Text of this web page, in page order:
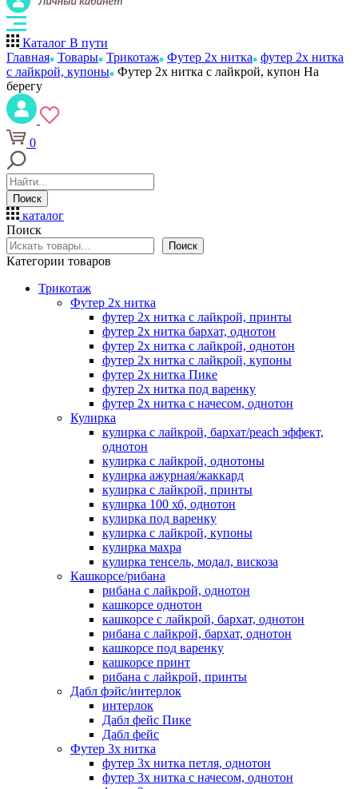
Каталог В пути
Главная Товары Трикотаж Футер 2х нитка
футер 2х нитка
с лайкрой, купоны Футер 2х нитка с лайкрой, купон На
берегу
0
Поиск
каталог
Поиск
Поиск
Категории товаров
Трикотаж
Футер 2х нитка
футер 2х нитка с лайкрой, принты
футер 2х нитка бархат, однотон
футер 2х нитка с лайкрой, однотон
футер 2х нитка с лайкрой, купоны
футер 2х нитка Пике
футер 2х нитка под варенку
футер 2х нитка с начесом, однотон
Кулирка
кулирка с лайкрой, бархат/peach эффект,
однотон
кулирка с лайкрой, однотоны
кулирка ажурная/жаккард
кулирка с лайкрой, принты
кулирка 100 хб, однотон
кулирка под варенку
кулирка с лайкрой, купоны
кулирка махра
кулирка тенсель, модал, вискоза
Кашкорсе/рибана
рибана с лайкрой, однотон
кашкорсе однотон
кашкорсе с лайкрой, бархат, однотон
рибана с лайкрой, бархат, однотон
кашкорсе под варенку
кашкорсе принт
рибана с лайкрой, принты
Дабл фэйс/интерлок
интерлок
Дабл фейс Пике
Дабл фейс
Футер 3х нитка
футер 3х нитка петля, однотон
футер 3х нитка с начесом, однотон